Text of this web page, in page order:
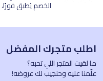
الخصم يُطبق
اطلب متجرك المفضل
ما لقيت المتجر اللي تحبه؟
علّمنا عليه وحنجيب لك عروضه!